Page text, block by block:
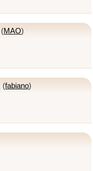
(MAO)
(fabiano)